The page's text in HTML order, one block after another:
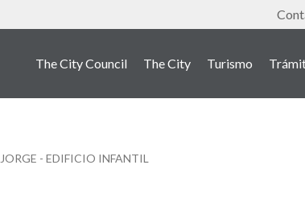
The City Council The City Turismo
- EDIFICIO INFANTIL